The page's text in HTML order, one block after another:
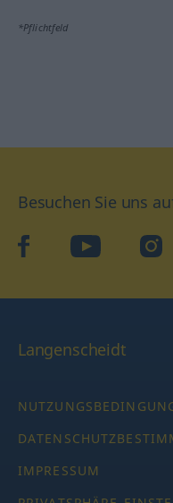
*Pflichtfeld
Besuchen Sie uns
facebookYouTube
Langenscheidt
IMPRESSUM